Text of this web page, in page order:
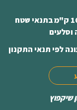
מצבי הבריאותי מאפשר לי ללכת בין 10-18 ק"מ בתנאי שטח
וסלעים
שיקפוץ